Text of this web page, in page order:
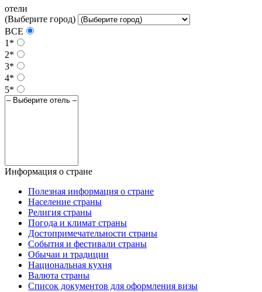
отели
(Выберите город)
ВСЕ
1*
2*
3*
4*
5*
Информация о стране
Полезная информация о стране
Население страны
Религия страны
Погода и климат страны
Достопримечательности страны
События и фестивали страны
Обычаи и традиции
Национальная кухня
Валюта страны
Список документов для оформления визы